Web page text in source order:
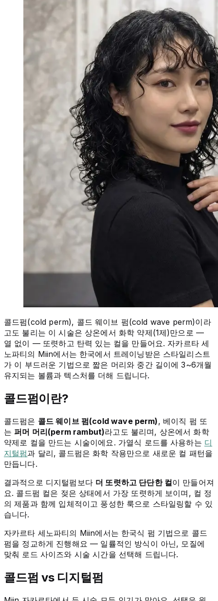
콜드펌(cold perm), 콜드 웨이브 펌(cold wave perm)이라
고도 불리는 이 시술은 상온에서 화학 약제(1제)만으로 —
열 없이 — 또렷하고 탄력 있는 컬을 만들어요. 자카르타 세
노파티의 Miin에서는 한국에서 트레이닝받은 스타일리스트
가 이 부드러운 기법으로 짧은 머리와 중간 길이에 3~6개월
유지되는 볼륨과 텍스처를 더해 드립니다.
콜드펌이란?
콜드펌은 콜드 웨이브 펌(cold wave perm), 베이직 펌 또
는퍼머 머리(perm rambut)라고도 불리며, 상온에서 화학
약제로 컬을 만드는 시술이에요. 가열식 로드를 사용하는 디
지털펌과 달리, 콜드펌은 화학 작용만으로 새로운 컬 패턴을
만듭니다.
결과적으로 디지털펌보다 더 또렷하고 단단한 컬이 만들어져
요. 콜드펌 컬은 젖은 상태에서 가장 또렷하게 보이며, 컬 정
의 제품과 함께 입체적이고 풍성한 룩으로 스타일링할 수 있
습니다.
자카르타 세노파티의 Miin에서는 한국식 펌 기법으로 콜드
펌을 정교하게 진행해요 — 일률적인 방식이 아닌, 모질에
맞춰 로드 사이즈와 시술 시간을 선택해 드립니다.
콜드펌 vs 디지털펌